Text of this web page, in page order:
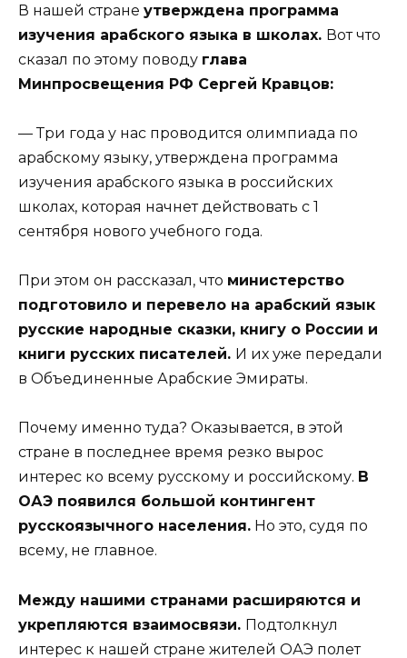
В нашей стране утверждена программа
изучения арабского языка в школах. Вот что
сказал по этому поводу глава
Минпросвещения РФ Сергей Кравцов:
— Три года у нас проводится олимпиада по
арабскому языку, утверждена программа
изучения арабского языка в российских
школах, которая начнет действовать с 1
сентября нового учебного года.
При этом он рассказал, что министерство
подготовило и перевело на арабский язык
русские народные сказки, книгу о России и
книги русских писателей. И их уже передали
в Объединенные Арабские Эмираты.
Почему именно туда? Оказывается, в этой
стране в последнее время резко вырос
интерес ко всему русскому и российскому. В
ОАЭ появился большой контингент
русскоязычного населения. Но это, судя по
всему, не главное.
Между нашими странами расширяются и
укрепляются взаимосвязи. Подтолкнул
интерес к нашей стране жителей ОАЭ полет